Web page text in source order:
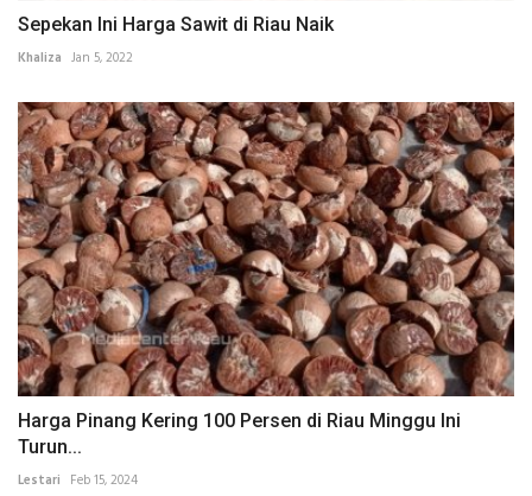
Sepekan Ini Harga Sawit di Riau Naik
Khaliza Jan 5, 2022
Harga Pinang Kering 100 Persen di Riau Minggu Ini
Turun...
Lestari Feb 15, 2024